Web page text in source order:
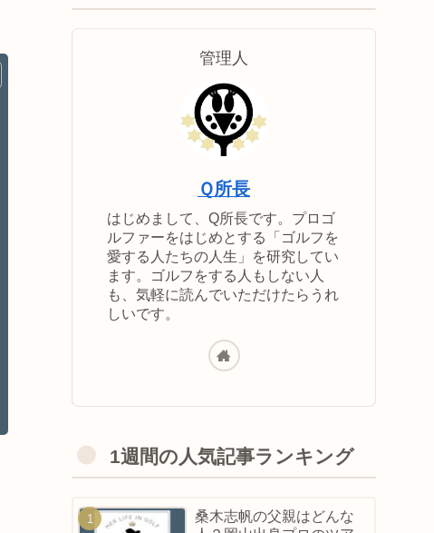
管理人
Ｑ所長
はじめまして、Q所長です。プロゴ
ルファーをはじめとする「ゴルフを
愛する人たちの人生」を研究してい
ます。ゴルフをする人もしない人
も、気軽に読んでいただけたらうれ
しいです。
1週間の人気記事ランキング
桑木志帆の父親はどんな